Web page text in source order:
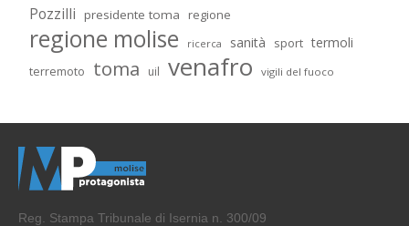
Pozzilli presidente toma regione
regione molise ricerca sanità sport termoli
terremoto toma uil venafro vigili del fuoco
Reg. Stampa Tribunale di Isernia n. 300/09